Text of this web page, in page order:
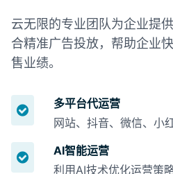
云无限的专业团队为企业提
合精准广告投放，帮助企业
售业绩。
多平台代运营
网站、抖音、微信、小
AI智能运营
利用AI技术优化运营策